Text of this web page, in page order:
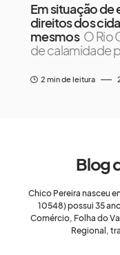
Em situação
direitos dos
mesmos O Rio
de calamidade
2 min de leitura
Blog
Chico Pereira nasceu
10548) possui 35
Comércio, Folha do
Regional,